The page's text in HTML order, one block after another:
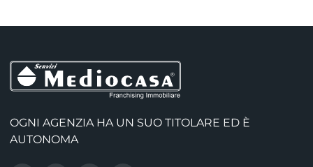
OGNI AGENZIA HA UN SUO TITOLARE ED È
AUTONOMA